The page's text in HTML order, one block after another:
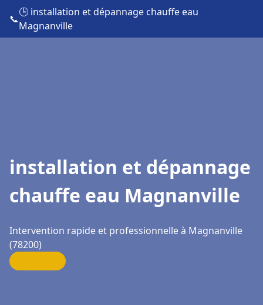
📞
🕒 installation et dépannage chauffe eau
Magnanville
installation et dépannage
chauffe eau Magnanville
Intervention rapide et professionnelle à Magnanville
(78200)